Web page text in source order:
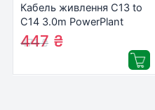
Кабель живлення C13 to
C14 3.0m PowerPlant
(CC360376)
471₴
447 ₴